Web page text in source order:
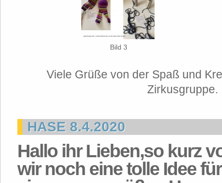
Bild 3
Viele Grüße von der Spaß und
Zirkusgruppe.
HASE 8.4.2020
Hallo ihr Lieben,so kurz
wir noch eine tolle Idee